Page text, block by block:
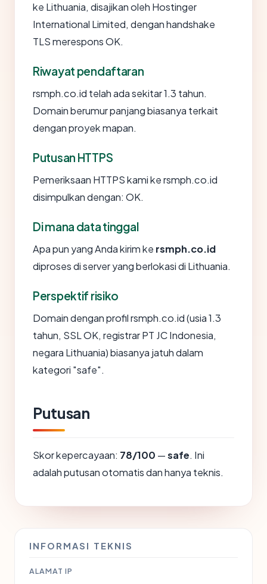
ke Lithuania, disajikan oleh Hostinger
International Limited, dengan handshake
TLS merespons OK.
Riwayat pendaftaran
rsmph.co.id telah ada sekitar 1.3 tahun.
Domain berumur panjang biasanya terkait
dengan proyek mapan.
Putusan HTTPS
Pemeriksaan HTTPS kami ke rsmph.co.id
disimpulkan dengan: OK.
Di mana data tinggal
Apa pun yang Anda kirim ke rsmph.co.id
diproses di server yang berlokasi di Lithuania.
Perspektif risiko
Domain dengan profil rsmph.co.id (usia 1.3
tahun, SSL OK, registrar PT JC Indonesia,
negara Lithuania) biasanya jatuh dalam
kategori "safe".
Putusan
Skor kepercayaan: 78/100 —safe. Ini
adalah putusan otomatis dan hanya teknis.
INFORMASI TEKNIS
ALAMAT IP